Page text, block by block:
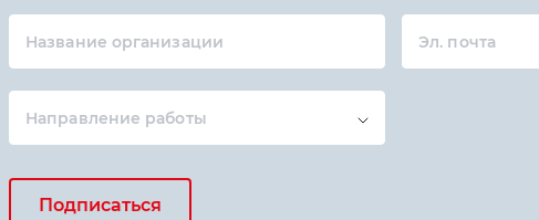
Название организации Эл. почта
Направление работы
Подписаться